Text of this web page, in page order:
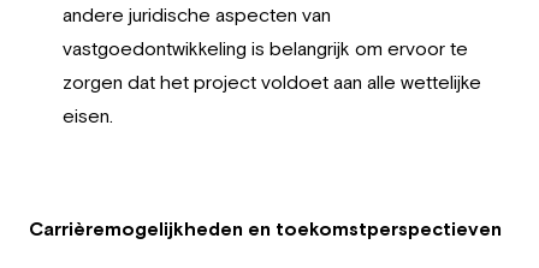
andere juridische aspecten van
vastgoedontwikkeling is belangrijk om ervoor te
zorgen dat het project voldoet aan alle wettelijke
eisen.
Carrièremogelijkheden en toekomstperspectieven